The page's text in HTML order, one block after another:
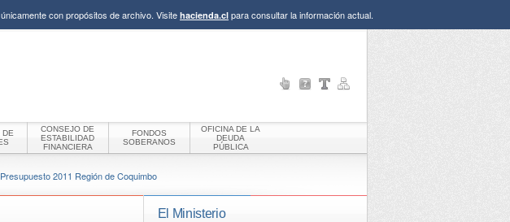
con propósitos de archivo. Visite hacienda.cl para consultar la información actual.
DE
CONSEJO DE
ESTABILIDAD
FINANCIERA
FONDOS
SOBERANOS
OFICINA DE LA
DEUDA
PÚBLICA
2011 Región de Coquimbo
El Ministerio